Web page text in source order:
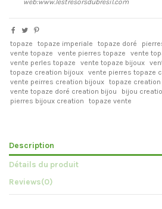
topaze topaze imperiale topaze doré
vente topaze
vente pierres topaze
vente
vente perles topaze
vente topaze bijoux
topaze creation bijoux vente pierres topaze
vente peirres creation bijoux topaze
vente topaze doré creation bijou
bijou
pierres bijoux creation
topaze vente
Description
Détails du produit
Reviews(0)